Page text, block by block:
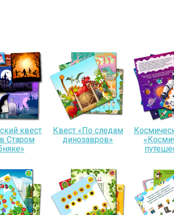
квест
Старом
Квест «По следам
динозавров»